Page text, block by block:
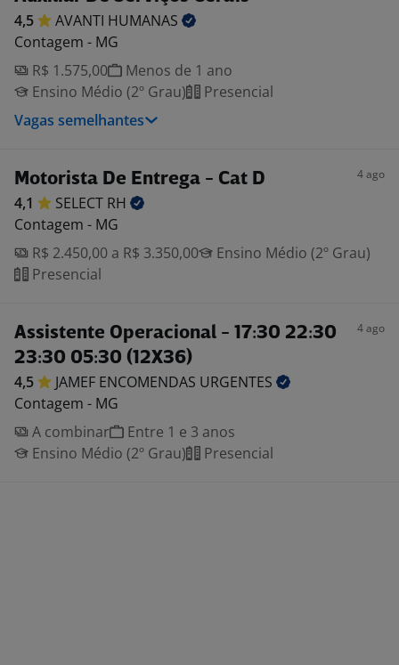
4,5 AVANTI HUMANAS
Contagem - MG
R$ 1.575,00
Menos de 1 ano
Ensino Médio (2º Grau)
Presencial
Vagas semelhantes
Motorista De Entrega - Cat D 4 ago
4,1 SELECT RH
Contagem - MG
R$ 2.450,00 a R$ 3.350,00
Ensino Médio (2º Grau)
Presencial
Assistente Operacional - 17:30 22:30
23:30 05:30 (12X36)
4 ago
4,5 JAMEF ENCOMENDAS URGENTES
Contagem - MG
A combinar
Entre 1 e 3 anos
Ensino Médio (2º Grau)
Presencial